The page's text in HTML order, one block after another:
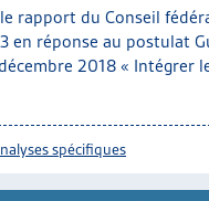
rapport du Conseil
en réponse au postulat
2018 « Intégrer
spécifiques